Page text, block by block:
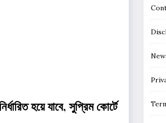
হয়ে যাবে, সুপ্রিম কোর্টে